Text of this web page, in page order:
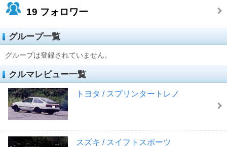
19 フォロワー
グループ一覧
グループは登録されていません。
クルマレビュー一覧
トヨタ / スプリンタートレノ
スズキ / スイフトスポーツ